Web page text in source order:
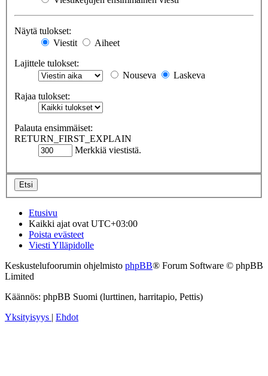
Näytä tulokset:
Viestit
Aiheet
Lajittele tulokset:
Nouseva
Laskeva
Rajaa tulokset:
Palauta ensimmäiset:
RETURN_FIRST_EXPLAIN
Merkkiä viestistä.
Etusivu
Kaikki ajat ovat UTC+03:00
Poista evästeet
Viesti Ylläpidolle
Keskustelufoorumin ohjelmisto phpBB® Forum Software © phpBB
Limited
Käännös: phpBB Suomi (lurttinen, harritapio, Pettis)
Yksityisyys | Ehdot